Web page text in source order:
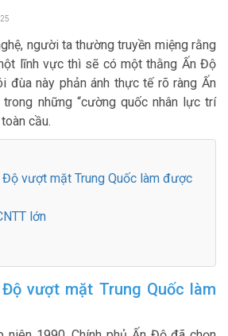
người ta thường truyền miệng rằng
lĩnh vực thì sẽ có một thằng Ấn Độ
đùa này phản ánh thực tế rõ ràng Ấn
những “cường quốc nhân lực trí
cầu.
vượt mặt Trung Quốc làm được
lớn
vượt mặt Trung Quốc làm